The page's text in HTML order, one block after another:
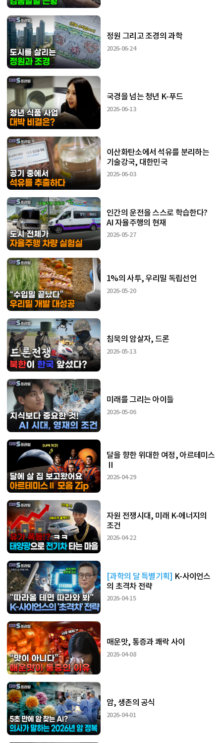
정원 그리고 조경의 과학
2026-06-24
국경을 넘는 청년 K-푸드
2026-06-13
이산화탄소에서 석유를 분리하는
기술강국, 대한민국
2026-06-03
인간의 운전을 스스로 학습한다?
AI 자율주행의 현재
2026-05-27
1%의 사투, 우리밀 독립선언
2026-05-20
침묵의 암살자, 드론
2026-05-13
미래를 그리는 아이들
2026-05-06
달을 향한 위대한 여정, 아르테미스
Ⅱ
2026-04-29
자원 전쟁시대, 미래 K-에너지의
조건
2026-04-22
[과학의 달 특별기획] K-사이언스
의 초격차 전략
2026-04-15
매운맛, 통증과 쾌락 사이
2026-04-08
암, 생존의 공식
2026-04-01